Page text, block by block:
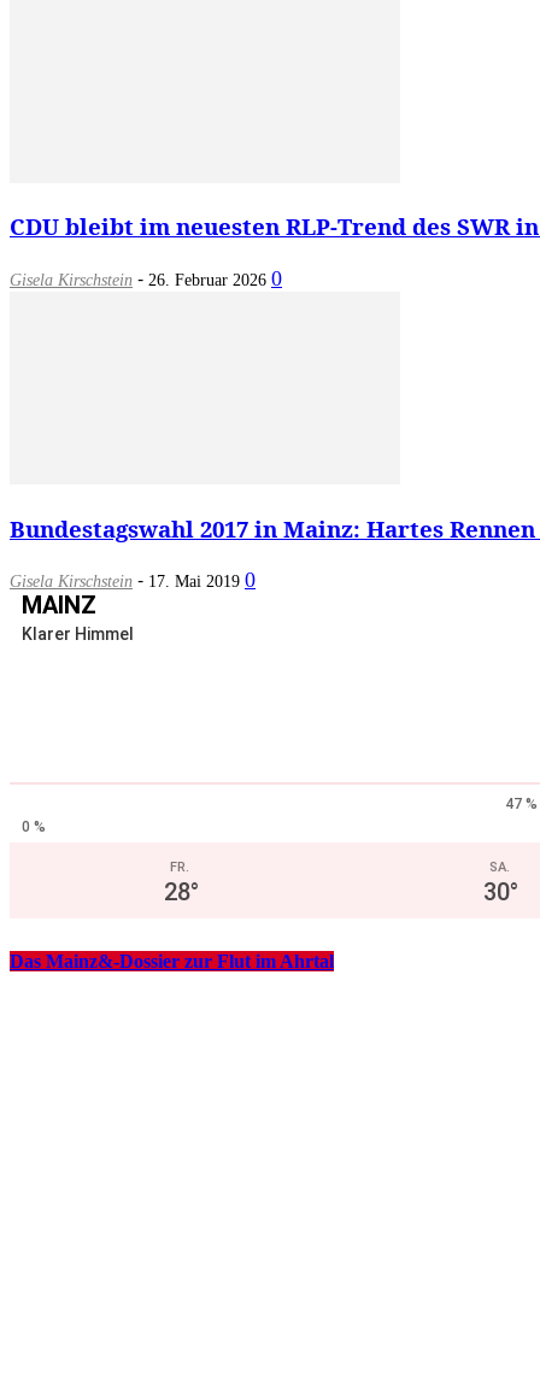
CDU bleibt im neuesten RLP-Trend des SWR
Gisela Kirschstein - 26. Februar 2026 0
Bundestagswahl 2017 in Mainz: Hartes Rennen
Gisela Kirschstein - 17. Mai 2019 0
MAINZ
Klarer Himmel
47 %
0 %
FR.
28°
SA.
30°
Das Mainz&-Dossier zur Flut im Ahrtal